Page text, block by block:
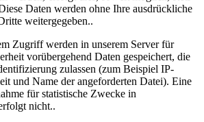
Daten werden ohne Ihre ausdrückliche
weitergegeben..
Zugriff werden in unserem Server für
vorübergehend Daten gespeichert, die
zulassen (zum Beispiel IP-
und Name der angeforderten Datei). Eine
für statistische Zwecke in
nicht..